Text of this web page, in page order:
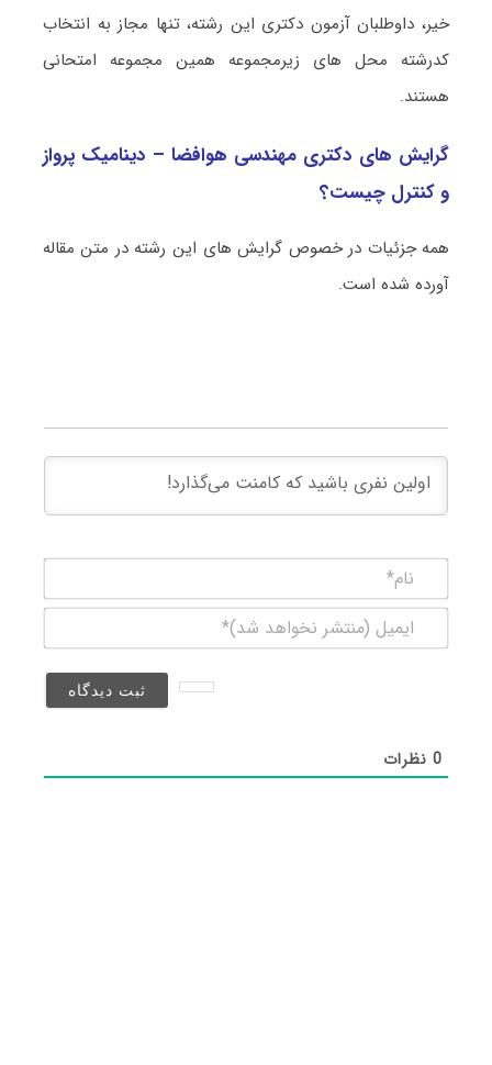
خیر، داوطلبان آزمون دکتری این رشته، تنها مجاز به انتخاب
کدرشته محل های زیرمجموعه همین مجموعه امتحانی
هستند.
گرایش های دکتری مهندسی هوافضا – دینامیک پرواز
و کنترل چیست؟
همه جزئیات در خصوص گرایش های این رشته در متن مقاله
آورده شده است.
(منتشر
0نظرات